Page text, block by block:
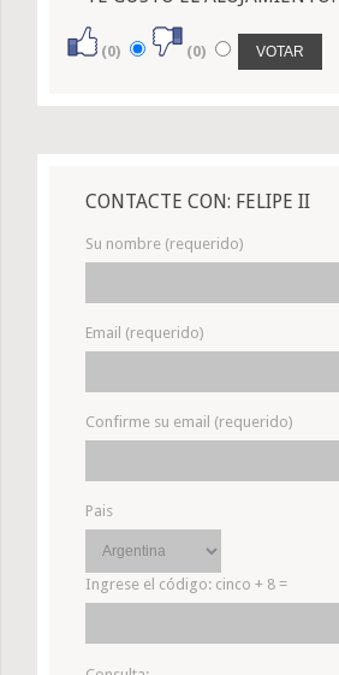
(0) (0)
CONTACTE CON: FELIPE II
Su nombre (requerido)
Email (requerido)
Confirme su email (requerido)
Pais
Ingrese el código: cinco + 8 =